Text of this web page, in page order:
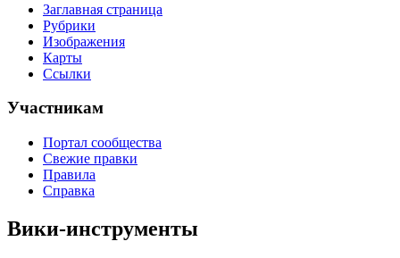
Заглавная страница
Рубрики
Изображения
Карты
Ссылки
Участникам
Портал сообщества
Свежие правки
Правила
Справка
Вики-инструменты